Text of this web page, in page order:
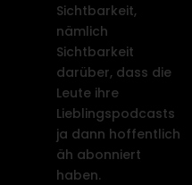
Sichtbarkeit,
nämlich
Sichtbarkeit
darüber, dass die
Leute ihre
Lieblingspodcasts
ja dann hoffentlich
äh abonniert
haben.